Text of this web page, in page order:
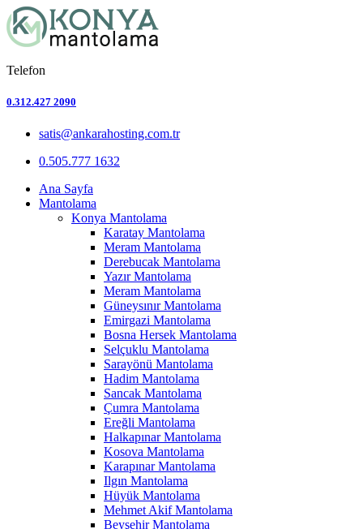
Telefon
0.312.427 2090
satis@ankarahosting.com.tr
0.505.777 1632
Ana Sayfa
Mantolama
Konya Mantolama
Karatay Mantolama
Meram Mantolama
Derebucak Mantolama
Yazır Mantolama
Meram Mantolama
Güneysınır Mantolama
Emirgazi Mantolama
Bosna Hersek Mantolama
Selçuklu Mantolama
Sarayönü Mantolama
Hadim Mantolama
Sancak Mantolama
Çumra Mantolama
Ereğli Mantolama
Halkapınar Mantolama
Kosova Mantolama
Karapınar Mantolama
Ilgın Mantolama
Hüyük Mantolama
Mehmet Akif Mantolama
Beyşehir Mantolama